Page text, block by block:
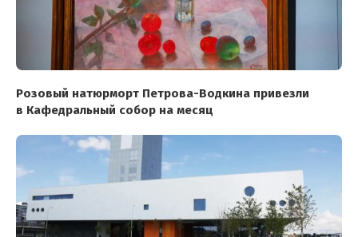
Розовый натюрморт Петрова-Водкина привезли
в Кафедральный собор на месяц